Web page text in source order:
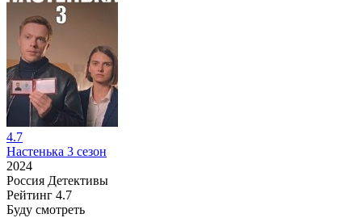
4.7
Настенька 3 сезон
2024
Россия Детективы
Рейтинг 4.7
Буду смотреть